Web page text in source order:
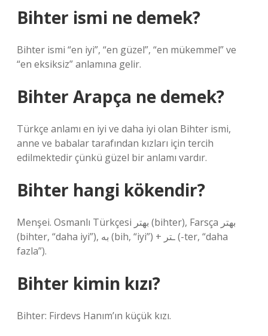
Bihter ismi ne demek?
Bihter ismi “en iyi”, “en güzel”, “en mükemmel” ve
“en eksiksiz” anlamına gelir.
Bihter Arapça ne demek?
Türkçe anlamı en iyi ve daha iyi olan Bihter ismi,
anne ve babalar tarafından kızları için tercih
edilmektedir çünkü güzel bir anlamı vardır.
Bihter hangi kökendir?
Menşei. Osmanlı Türkçesi بهتر‎ (bihter), Farsça بهتر‎
(bihter, “daha iyi”), به‎ (bih, “iyi”) + ـتر‎ (-ter, “daha
fazla”).
Bihter kimin kızı?
Bihter: Firdevs Hanım’ın küçük kızı.